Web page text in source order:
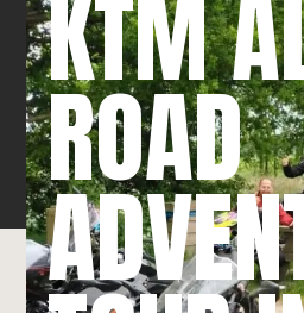
KTM
ROAD